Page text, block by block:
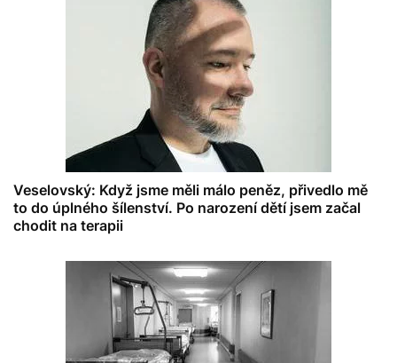
Veselovský: Když jsme měli málo peněz, přivedlo mě
to do úplného šílenství. Po narození dětí jsem začal
chodit na terapii